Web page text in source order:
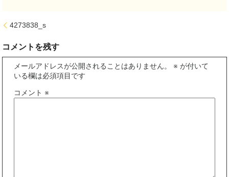
4273838_s
コメントを残す
メールアドレスが公開されることはありません。 ※ が付いて
いる欄は必須項目です
コメント ※